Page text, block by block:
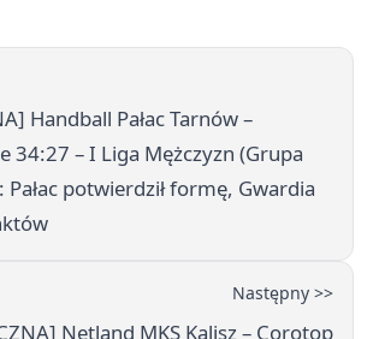
Handball Pałac Tarnów –
34:27 – I Liga Mężczyzn (Grupa
Pałac potwierdził formę, Gwardia
Następny >>
Netland MKS Kalisz – Corotop